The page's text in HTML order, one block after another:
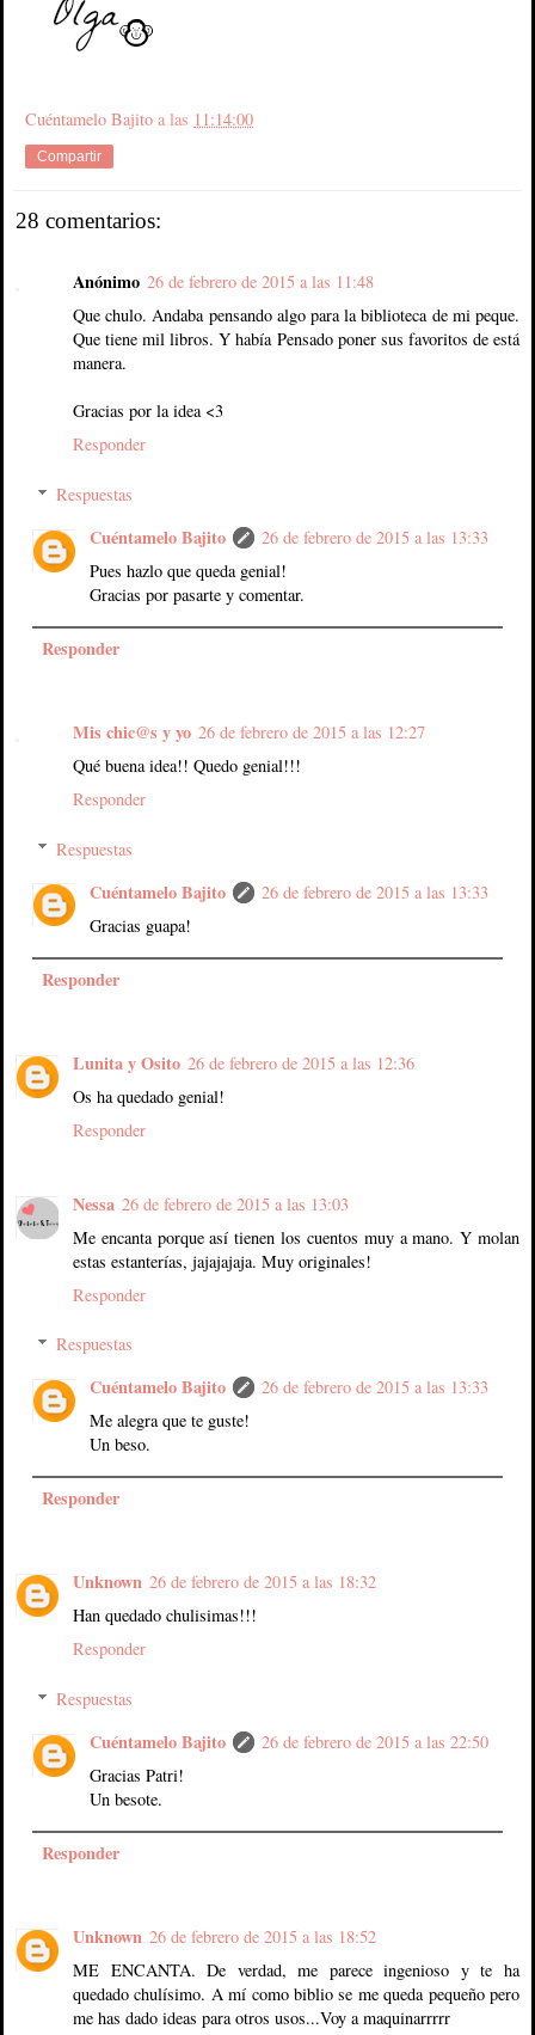
Cuéntamelo Bajito a las 11:14:00
Compartir
28 comentarios:
Anónimo 26 de febrero de 2015 a las 11:48
Que chulo. Andaba pensando algo para la biblioteca de mi peque.
Que tiene mil libros. Y había Pensado poner sus favoritos de está
manera.
Gracias por la idea <3
Responder
Respuestas
Cuéntamelo Bajito
26 de febrero de 2015 a las 13:33
Pues hazlo que queda genial!
Gracias por pasarte y comentar.
Responder
Mis chic@s y yo 26 de febrero de 2015 a las 12:27
Qué buena idea!! Quedo genial!!!
Responder
Respuestas
Cuéntamelo Bajito
26 de febrero de 2015 a las 13:33
Gracias guapa!
Responder
Lunita y Osito 26 de febrero de 2015 a las 12:36
Os ha quedado genial!
Responder
Nessa 26 de febrero de 2015 a las 13:03
Me encanta porque así tienen los cuentos muy a mano. Y molan
estas estanterías, jajajajaja. Muy originales!
Responder
Respuestas
Cuéntamelo Bajito
26 de febrero de 2015 a las 13:33
Me alegra que te guste!
Un beso.
Responder
Unknown 26 de febrero de 2015 a las 18:32
Han quedado chulisimas!!!
Responder
Respuestas
Cuéntamelo Bajito
26 de febrero de 2015 a las 22:50
Gracias Patri!
Un besote.
Responder
Unknown 26 de febrero de 2015 a las 18:52
ME ENCANTA. De verdad, me parece ingenioso y te ha
quedado chulísimo. A mí como biblio se me queda pequeño pero
me has dado ideas para otros usos...Voy a maquinarrrrr